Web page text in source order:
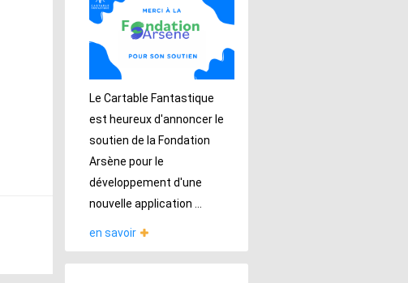
Le Cartable Fantastique
est heureux d'annoncer le
soutien de la Fondation
Arsène pour le
développement d'une
nouvelle application ...
en savoir